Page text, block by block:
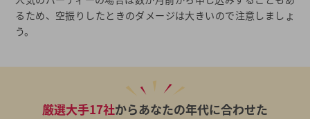
るため、空振りしたときのダメージは大きいので注意しましょ
う。
厳選大手17社からあなたの年代に合わせた